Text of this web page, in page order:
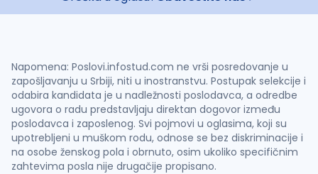
Napomena: Poslovi.infostud.com ne vrši posredovanje u
zapošljavanju u Srbiji, niti u inostranstvu. Postupak selekcije i
odabira kandidata je u nadležnosti poslodavca, a odredbe
ugovora o radu predstavljaju direktan dogovor između
poslodavca i zaposlenog. Svi pojmovi u oglasima, koji su
upotrebljeni u muškom rodu, odnose se bez diskriminacije i
na osobe ženskog pola i obrnuto, osim ukoliko specifičnim
zahtevima posla nije drugačije propisano.